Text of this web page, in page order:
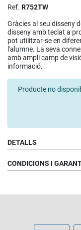
Ref. R752TW
Gràcies al seu disseny
disseny amb teclat a
pot utilitzar-se en
l'alumne. La seva
amb ampli camp de
informació.
Producte no
DETALLS
CONDICIONS I